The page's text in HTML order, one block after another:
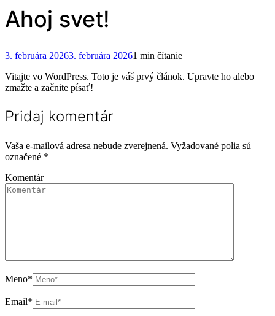
Ahoj svet!
3. februára 20263. februára 20261 min čítanie
Vitajte vo WordPress. Toto je váš prvý článok. Upravte ho alebo
zmažte a začnite písať!
Pridaj komentár
Vaša e-mailová adresa nebude zverejnená. Vyžadované polia sú
označené *
Komentár
Meno*
Email*